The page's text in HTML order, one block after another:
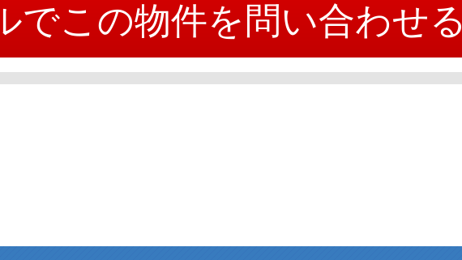
でこの物件を問い合わせる